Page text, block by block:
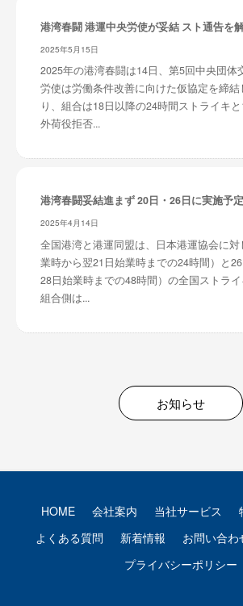
港湾春闘 港運中央労使が妥結 スト通告を
2025年5月15日
2025年の港湾春闘は14日、第5回中央団体
労使は労働条件改善に向けた仮協定を締結
り、組合は18日以降の24時間ストライキ
外荷役拒否...
港湾春闘妥結進まず 20日・26日に実施予定
2025年4月14日
全国港湾と港運同盟は、日本港運協会に
業時から翌21日始業時までの24時間）と
28日始業時までの48時間）の全国ストライ
組合側は...
お知らせ
HOME 会社案内 当社サービス
よくある質問
新着情報 お問い合わ
プライバシーポリシー